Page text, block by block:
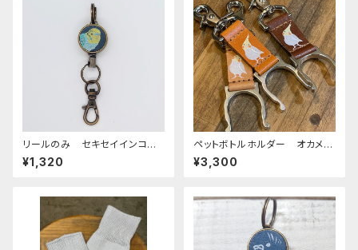
リールのみ セキセイインコ
レインボー ネイビー せきせ
いいんこ
¥1,320
ペットボトルホルダー オカメイ
ンコ シナモンパール 栃木レ
ザー ぽわんシリーズ
¥3,300